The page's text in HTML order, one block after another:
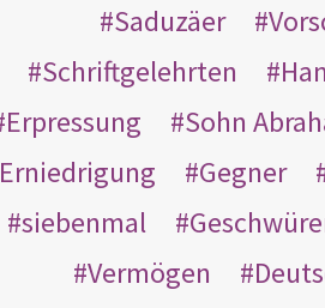
Saduzäer
Schriftgelehrten
Erpressung
Sohn
Erniedrigung
Gegner
siebenmal
Vermögen